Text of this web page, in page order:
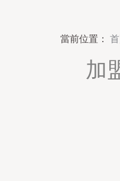
當前位置：
加